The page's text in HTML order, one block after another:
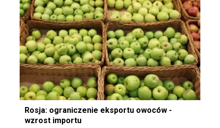
Rosja: ograniczenie eksportu owoców -
wzrost importu